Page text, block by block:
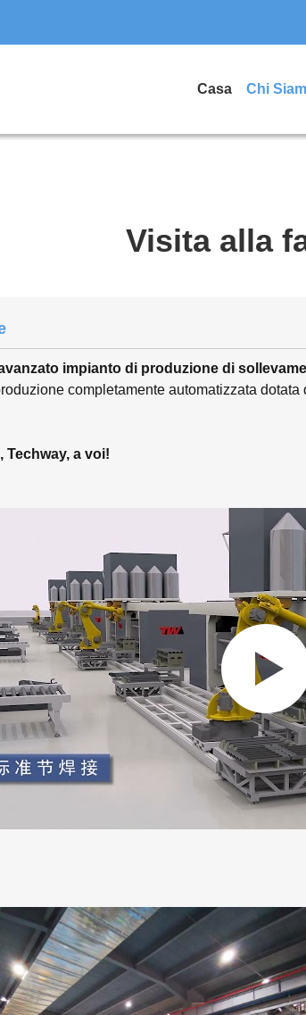
Casa Chi
Visita alla
impianto di produzione di
completamente automatizzata
Techway, a voi!